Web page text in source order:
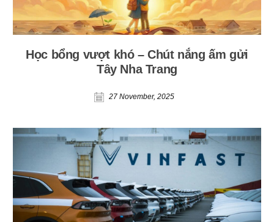
Học bổng vượt khó – Chút nắng ấm gửi
Tây Nha Trang
27 November, 2025